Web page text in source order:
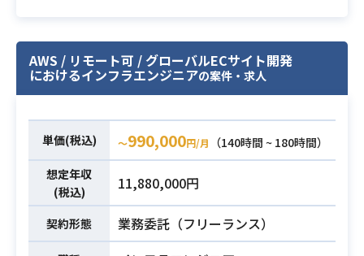
ターアカウントの管理・運用経験（S
CPによる制限・ガードレール設計の
知識）
業務内容
ら調査し、その対策の立案から実行
までを含め、
1人称で迅速に対応していただくポジ
【仕事内容】
下記の業務を担っていただく想定で
・求人サービスにおけるAWS環境の
インフラ設計および構築業務
・既存インフラ環境の改善点の調
AWS / リモート可 / グローバルECサイト開発
におけるインフラエンジニアの案件・求人
単価(税込) 〜990,000円/月
（140時間 ~ 180時間）
想定年収
(税込)
11,880,000円
契約形態 業務委託（フリーランス）